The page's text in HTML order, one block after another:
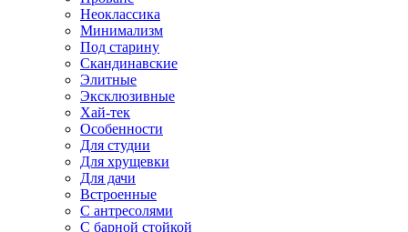
Неоклассика
Минимализм
Под старину
Скандинавские
Элитные
Эксклюзивные
Хай-тек
Особенности
Для студии
Для хрущевки
Для дачи
Встроенные
С антресолями
С барной стойкой